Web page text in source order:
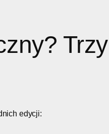
Trzy
edycji: